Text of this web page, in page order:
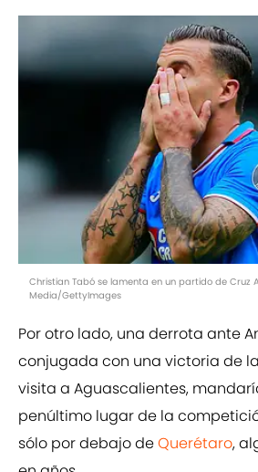
Christian Tabó se lamenta en un partido de Cruz
Media/GettyImages
Por otro lado, una derrota ante
conjugada con una victoria de
visita a Aguascalientes,
penúltimo lugar de la
sólo por debajo deQuerétaro,